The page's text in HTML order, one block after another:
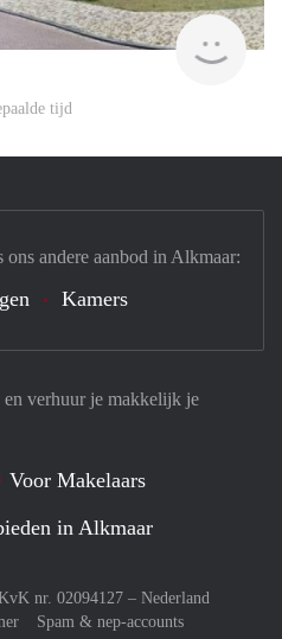
rent
tijd
verhuur je makkelijk je
Voor Makelaars
in Alkmaar
nr. 02094127 – Nederland
Spam & nep-accounts
andere aanbod in Alkmaar:
Kamers